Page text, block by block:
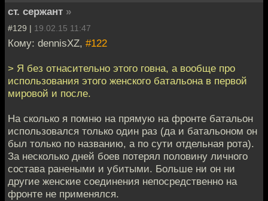
ст. сержант »
#129 | 19.02.15 11:47
Кому: dennisXZ, #122
> Я без отнасительно этого говна, а вообще про
использования этого женского батальона в первой
мировой и после.
На сколько я помню на прямую на фронте батальон
использовался только один раз (да и батальоном он
был только по названию, а по сути отдельная рота).
За несколько дней боев потерял половину личного
состава ранеными и убитыми. Больше ни он ни
другие женские соединения непосредственно на
фронте не применялся.